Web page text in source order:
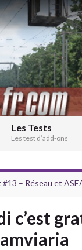
Les Tests
Les test d’add-ons
– Réseau et
c’est